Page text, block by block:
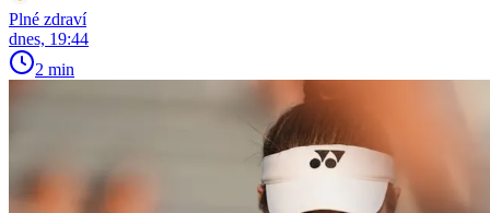
Plné zdraví
dnes, 19:44
2 min